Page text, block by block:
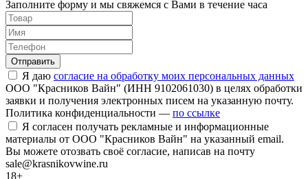
Заполните форму и мы свяжемся с Вами в течение часа
Отправить
Я даю согласие на обработку моих персональных данных
ООО "Красников Вайн" (ИНН 9102061030) в целях обработки
заявки и получения электронных писем на указанную почту.
Политика конфиденциальности — по ссылке
Я согласен получать рекламные и информационные
материалы от ООО "Красников Вайн" на указанный email.
Вы можете отозвать своё согласие, написав на почту
sale@krasnikovwine.ru
18+